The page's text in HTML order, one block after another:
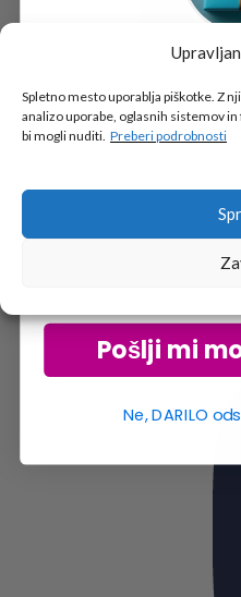
Spletno mesto uporablja piškotke. Z
analizo uporabe, oglasnih sistemov
bi mogli nuditi. Preberi podrobnosti
🎁
Vpiši podatke za
Pošlji mi
Ne, DARILO